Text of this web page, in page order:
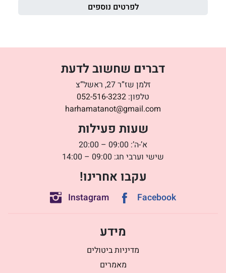
לפרטים נוספים
דברים שחשוב לדעת
זלמן שז”ר 27, ראשל”צ
טלפון: 052-516-3232
harhamatanot@gmail.com
שעות פעילות
א’-ה’: 09:00 – 20:00
שישי וערבי חג: 09:00 – 14:00
עקבו אחרינו!
Facebook
Instagram
מידע
מדיניות ביטולים
מאמרים